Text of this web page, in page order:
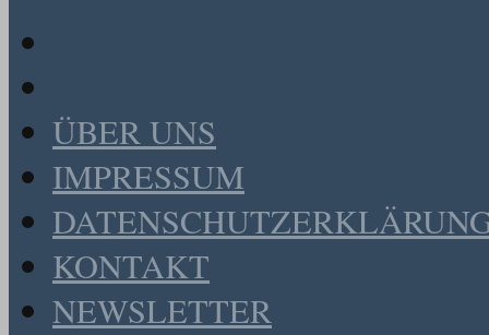
ÜBER UNS
IMPRESSUM
KONTAKT
NEWSLETTER